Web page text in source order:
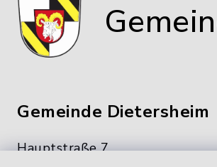
Gemeinde Dietersheim
Hauptstraße 7